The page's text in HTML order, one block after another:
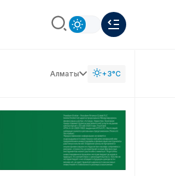
Алматы +3°C